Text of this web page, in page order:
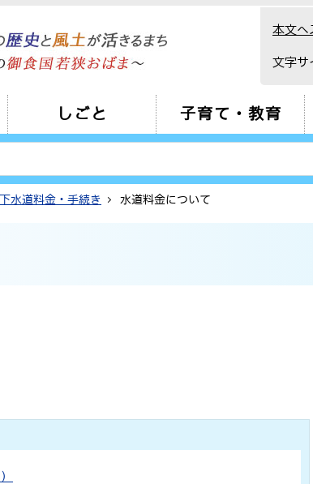
本文へ
文字サ
しごと 子育て・教育
下水道料金・手続き 水道料金について